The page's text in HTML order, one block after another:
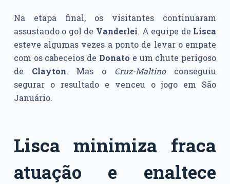
Na etapa final, os visitantes continuaram
assustando o gol de Vanderlei. A equipe de Lisca
esteve algumas vezes a ponto de levar o empate
com os cabeceios de Donato e um chute perigoso
de Clayton. Mas o Cruz-Maltinoconseguiu
segurar o resultado e venceu o jogo em São
Januário.
Lisca minimiza fraca
atuação e enaltece